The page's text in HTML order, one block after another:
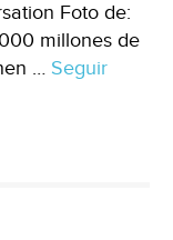
Foto de:
millones de
… Seguir